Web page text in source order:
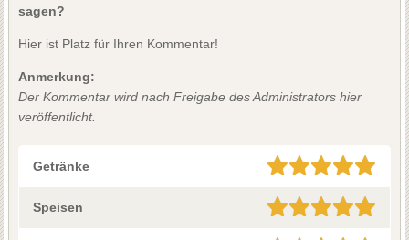
sagen?
Hier ist Platz für Ihren Kommentar!
Anmerkung:
Der Kommentar wird nach Freigabe des Administrators hier
veröffentlicht.
Getränke
Speisen